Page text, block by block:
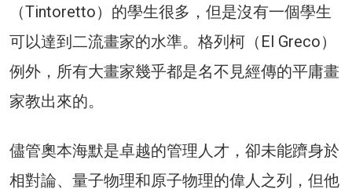
（Tintoretto）的學生很多，但是沒有一個學生
可以達到二流畫家的水準。格列柯（El Greco）
例外，所有大畫家幾乎都是名不見經傳的平庸畫
家教出來的。
儘管奧本海默是卓越的管理人才，卻未能躋身於
相對論、量子物理和原子物理的偉人之列，但他